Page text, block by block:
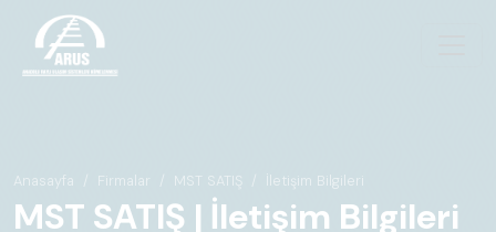
Anasayfa Firmalar MST SATIŞ İletişim Bilgileri
MST SATIŞ | İletişim Bilgileri